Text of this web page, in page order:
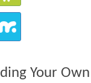
Your Own